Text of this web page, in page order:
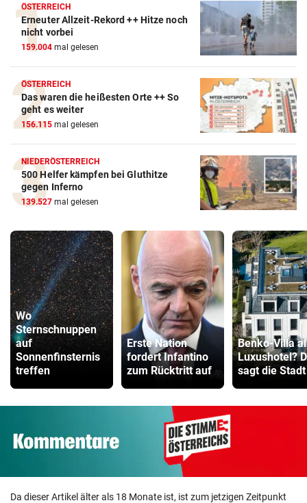
ÖSTERREICH
Erneuter Allzeit-Rekord ++ Hitze noch
nicht vorbei
159.004 mal gelesen
ÖSTERREICH
Das waren die heißesten Orte ++ So
geht es weiter
156.115 mal gelesen
NIEDERÖSTERREICH
500 Helfer kämpfen bei Gluthitze
gegen Inferno
139.527 mal gelesen
Wo
Sternschnuppen
auf
Sonnenfinsternis
treffen
Erste Nation
fordert Infantino
zum Rücktritt auf
Benko-Villa
Luxushotel?
sagt die Stadt
Da dieser Artikel älter als 18 Monate ist, ist zum jetzigen Zeitpunkt